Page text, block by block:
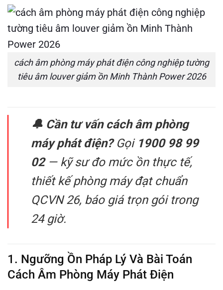
cách âm phòng máy phát điện công nghiệp tường
tiêu âm louver giảm ồn Minh Thành Power 2026
🔔 Cần tư vấn cách âm phòng
máy phát điện?Gọi 1900 98 99
02— kỹ sư đo mức ồn thực tế,
thiết kế phòng máy đạt chuẩn
QCVN 26, báo giá trọn gói trong
24 giờ.
1. Ngưỡng Ồn Pháp Lý Và Bài Toán
Cách Âm Phòng Máy Phát Điện